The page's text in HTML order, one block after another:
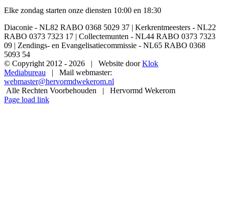
Elke zondag starten onze diensten 10:00 en 18:30
Diaconie - NL82 RABO 0368 5029 37 | Kerkrentmeesters - NL22
RABO 0373 7323 17 | Collectemunten - NL44 RABO 0373 7323
09 | Zendings- en Evangelisatiecommissie - NL65 RABO 0368
5093 54
© Copyright 2012 - 2026 | Website doorKlok
Mediabureau | Mail webmaster:
webmaster@hervormdwekerom.nl
Alle Rechten Voorbehouden | Hervormd Wekerom
Page load link